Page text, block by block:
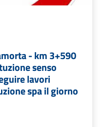
- km 3+590
senso
lavori
spa il giorno